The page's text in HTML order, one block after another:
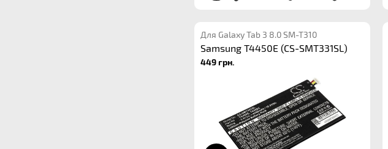
Для Galaxy Tab 3 8.0 SM-T310
Samsung T4450E (CS-SMT331SL)
449 грн.